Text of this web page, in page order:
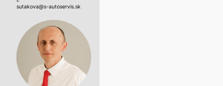
sutakova@s-autoservis.sk